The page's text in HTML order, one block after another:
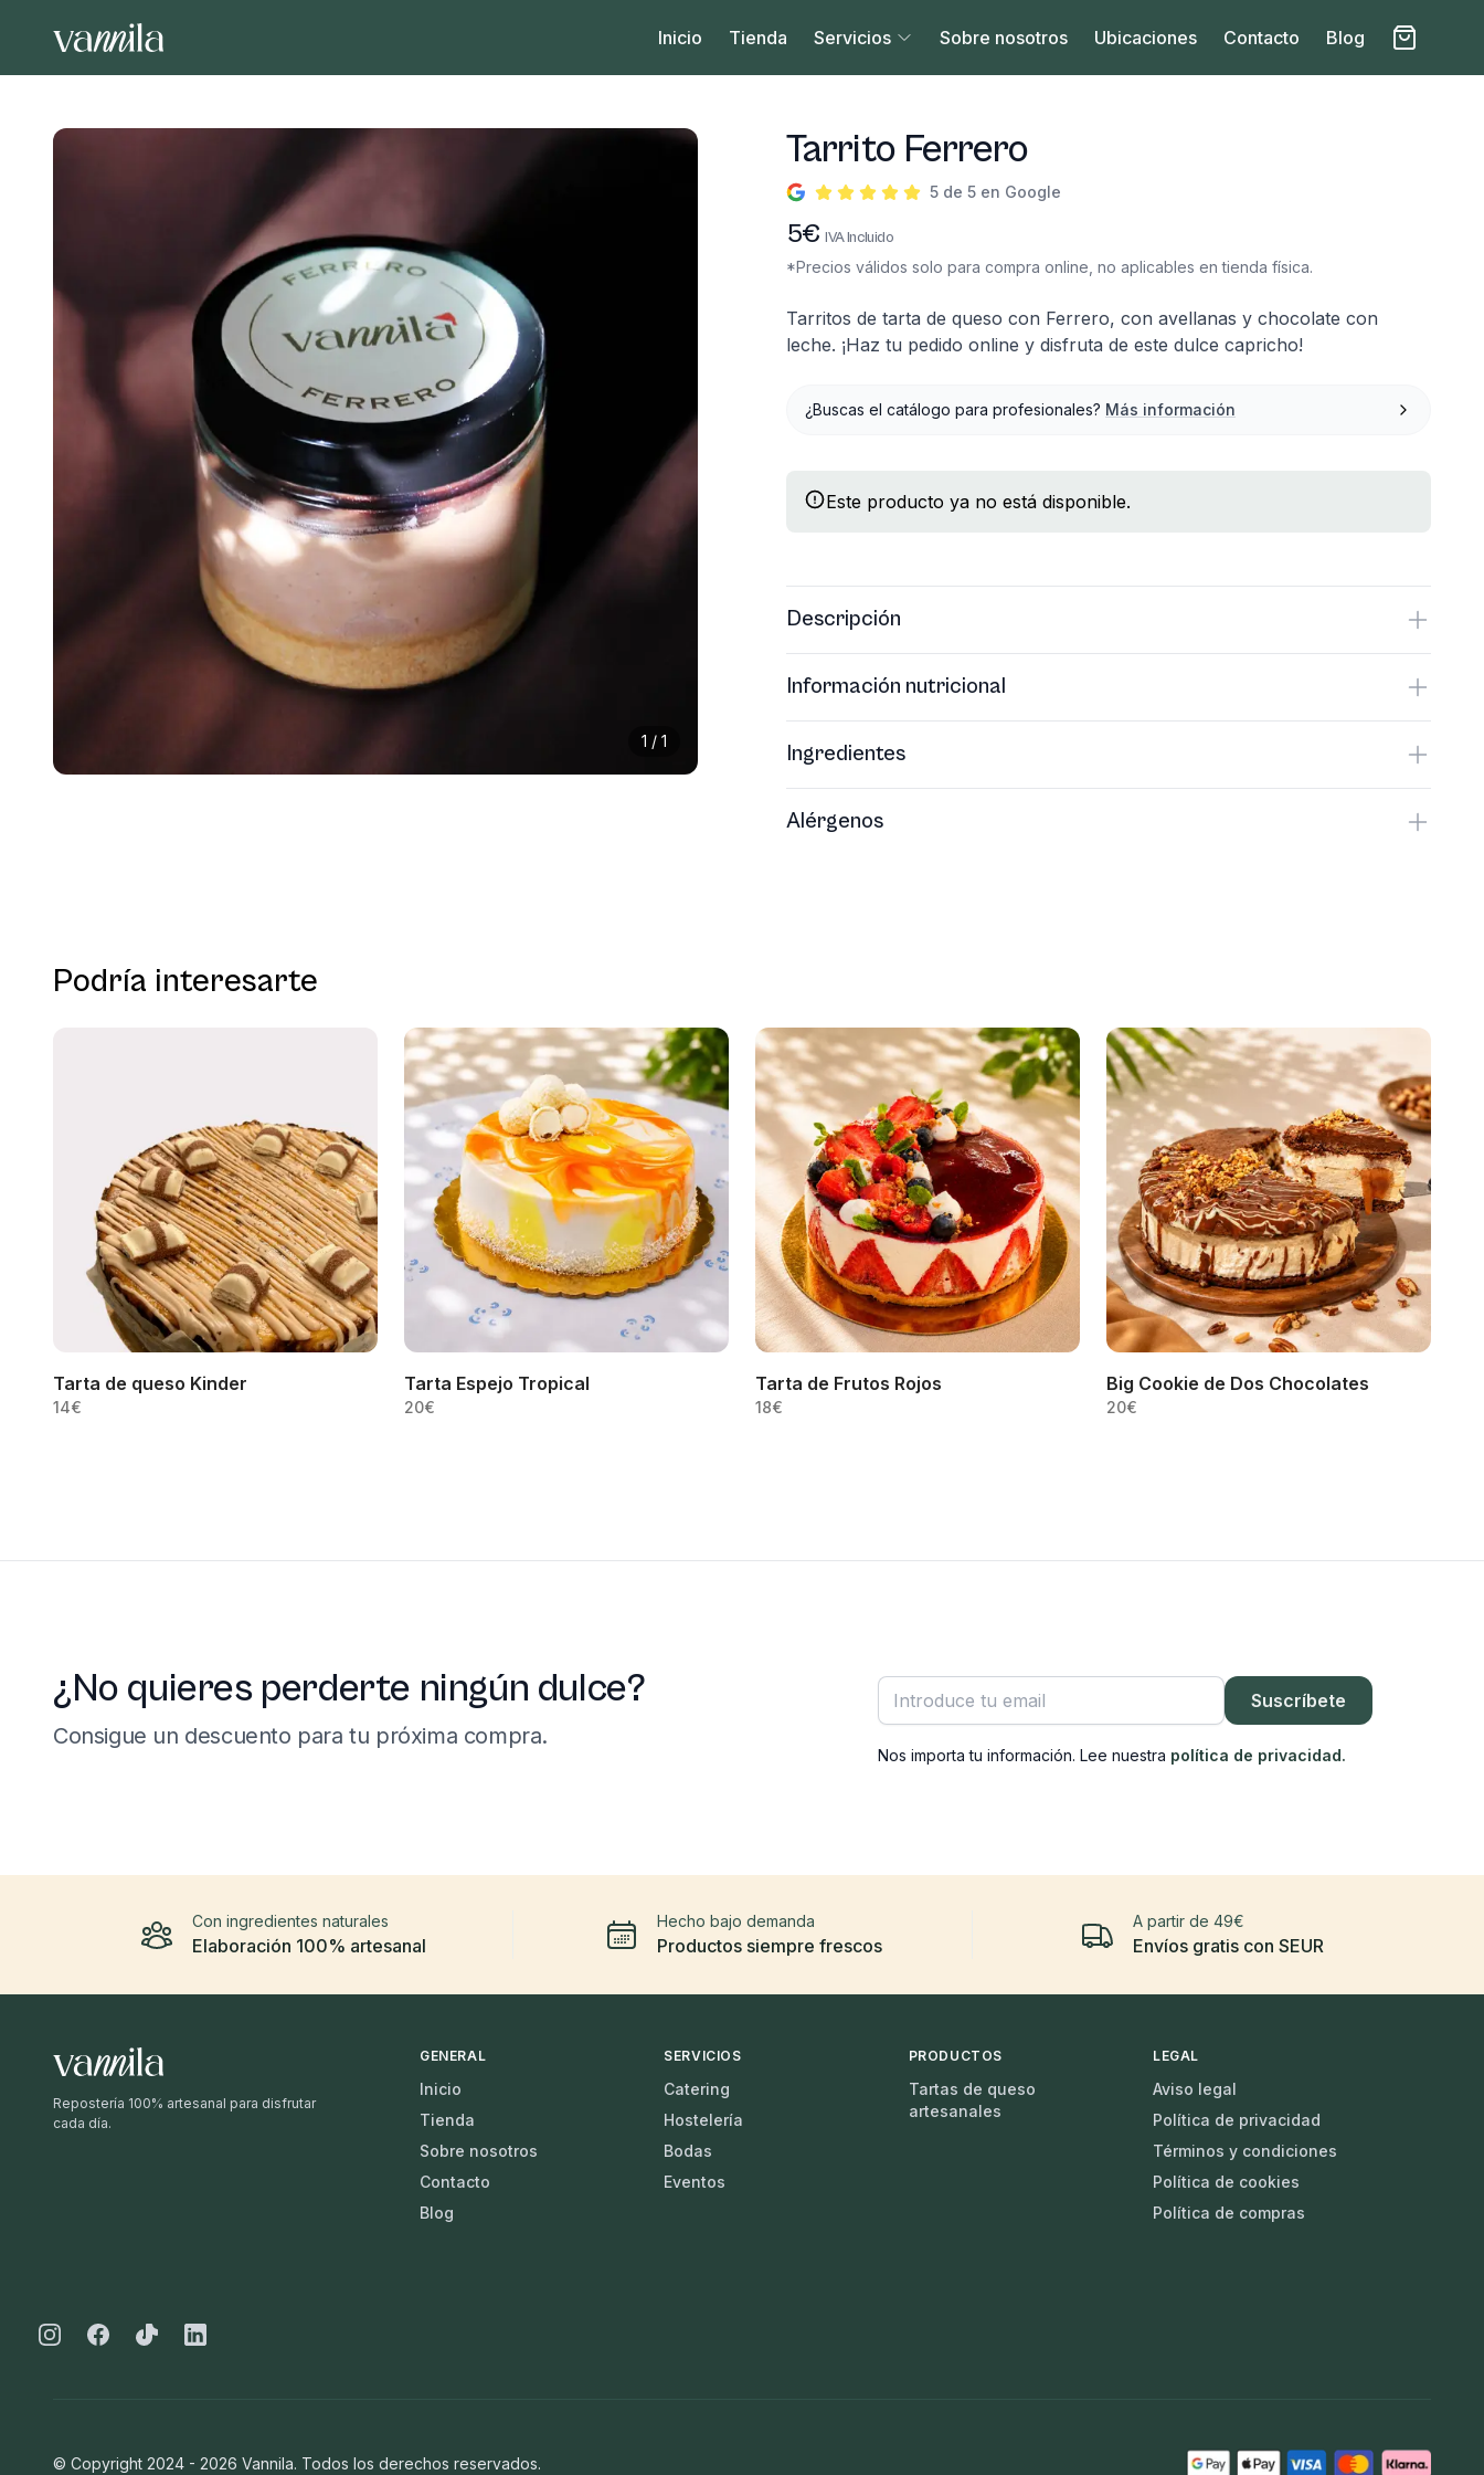
Inicio Tienda Servicios Sobre nosotros Ubicaciones Contacto Blog
1 / 1
Tarrito Ferrero
5 de 5 en Google
Información del producto
5€IVA Incluido
*Precios válidos solo para compra online, no aplicables en tienda física.
Descripción
Tarritos de tarta de queso con Ferrero, con avellanas y chocolate con
leche. ¡Haz tu pedido online y disfruta de este dulce capricho!
¿Buscas el catálogo para profesionales? Más información
Este producto ya no está disponible.
Descripción
Información nutricional
Ingredientes
Alérgenos
Podría interesarte
Tarta de queso Kinder
14€
Tarta Espejo Tropical
20€
Tarta de Frutos Rojos
18€
Big Cookie de Dos Chocolates
20€
¿No quieres perderte ningún dulce?
Consigue un descuento para tu próxima compra.
Correo electrónico
Suscríbete
Nos importa tu información. Lee nuestra política de privacidad.
Elaboración 100% artesanal
Con ingredientes naturales
Productos siempre frescos
Hecho bajo demanda
Envíos gratis con SEUR
A partir de 49€
Repostería 100% artesanal para disfrutar
cada día.
GENERAL
Inicio
Tienda
Sobre nosotros
Contacto
Blog
SERVICIOS
Catering
Hostelería
Bodas
Eventos
PRODUCTOS
Tartas de queso
artesanales
LEGAL
Aviso legal
Política de privacidad
Términos y condiciones
Política de cookies
Política de compras
InstagramFacebook
Tiktok Linkedin
© Copyright 2024 - 2026 Vannila. Todos los derechos reservados.